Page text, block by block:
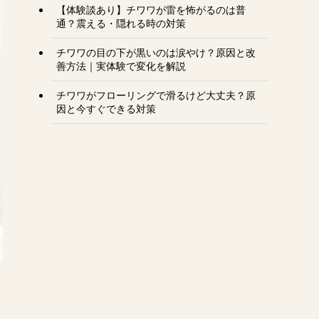
【体験談あり】チワワが雷を怖がるのは普
通？震える・隠れる時の対策
チワワの目の下が黒いのは涙やけ？原因と改
善方法｜実体験で変化を解説
チワワがフローリングで滑るけど大丈夫？原
因と今すぐできる対策